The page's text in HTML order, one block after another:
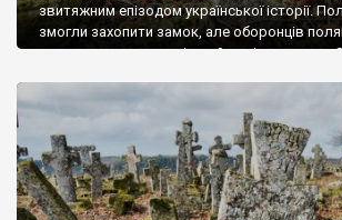
звитяжним епізодом української історії.
змогли захопити замок, але оборонців
поховали на цвинтарі, який тоді називався
ньому чимало хрестів 19 століття, є такі, де